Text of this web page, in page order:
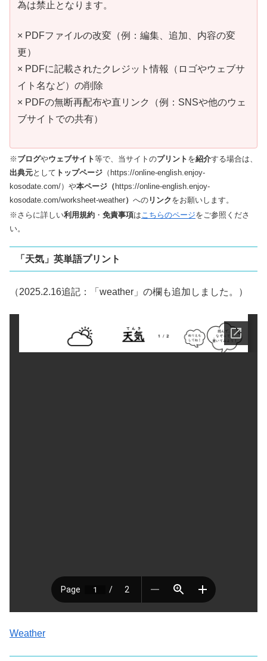
為は禁止となります。
× PDFファイルの改変（例：編集、追加、内容の変
更）
× PDFに記載されたクレジット情報（ロゴやウェブサ
イト名など）の削除
× PDFの無断再配布や直リンク（例：SNSや他のウェ
ブサイトでの共有）
※ ブログやウェブサイト等で、当サイトのプリント を紹介する場合は、
出典元として トップページ （https://online-english.enjoy-
kosodate.com/）や本ページ（ https://online-english.enjoy-
kosodate.com/worksheet-weather） への リンクをお願いします。
※さらに詳しい利用規約 ・ 免責事項はこちらのページをご参照くださ
い。
「天気」英単語プリント
（2025.2.16追記：「weather」の欄も追加しました。）
Weather